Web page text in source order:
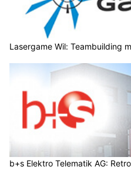
Lasergame Wil: Teambuilding
b+s Elektro Telematik AG: